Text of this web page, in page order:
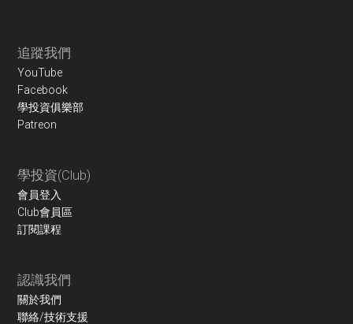
Footer
追蹤我們
YouTube
Facebook
學投資俱樂部
Patreon
學投資(Club)
會員登入
Club會員區
訂閱課程
認識我們
關於我們
聯絡/技術支援